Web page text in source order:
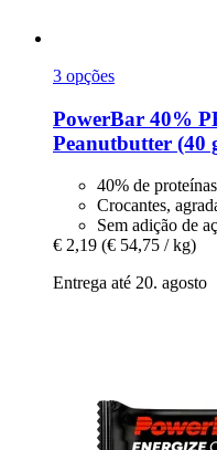
3 opções
PowerBar 40%
Peanutbutter (40
40% de
Crocantes,
Sem adição de
€ 2,19 (€ 54,75 / kg)
Entrega até 20. agosto